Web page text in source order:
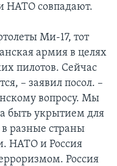
НАТО совпадают.
Ми-17, тот
армия в целях
пилотов. Сейчас
– заявил посол. –
вопросу. Мы
быть укрытием для
в разные страны
НАТО и Россия
Россия